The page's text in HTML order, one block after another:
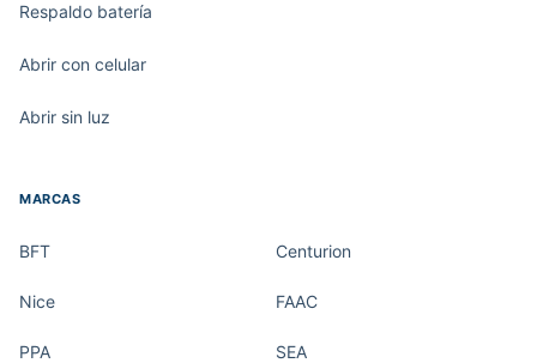
Respaldo batería
Abrir con celular
Abrir sin luz
MARCAS
BFT Centurion
Nice FAAC
PPA SEA